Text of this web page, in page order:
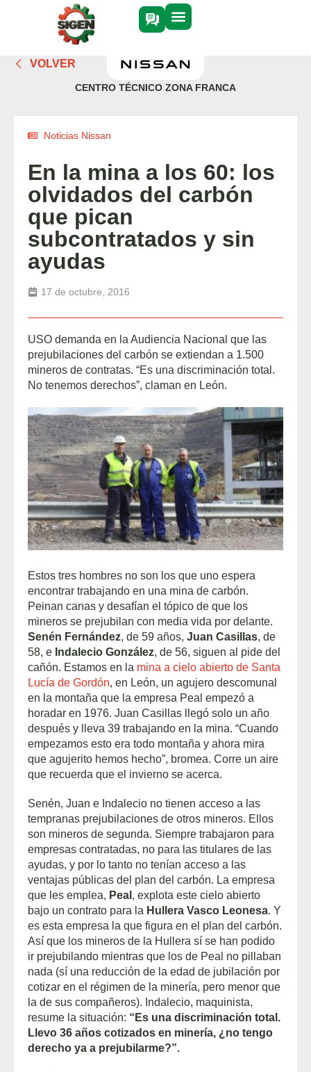
VOLVER
CENTRO TÉCNICO ZONA FRANCA
Noticias Nissan
En la mina a los 60: los
olvidados del carbón
que pican
subcontratados y sin
ayudas
17 de octubre, 2016
USO demanda en la Audiencia Nacional que las
prejubilaciones del carbón se extiendan a 1.500
mineros de contratas. “Es una discriminación total.
No tenemos derechos”, claman en León.
Estos tres hombres no son los que uno espera
encontrar trabajando en una mina de carbón.
Peinan canas y desafían el tópico de que los
mineros se prejubilan con media vida por delante.
Senén Fernández, de 59 años, Juan Casillas, de
58, e Indalecio González, de 56, siguen al pide del
cañón. Estamos en la mina a cielo abierto de Santa
Lucía de Gordón, en León, un agujero descomunal
en la montaña que la empresa Peal empezó a
horadar en 1976. Juan Casillas llegó solo un año
después y lleva 39 trabajando en la mina. “Cuando
empezamos esto era todo montaña y ahora mira
que agujerito hemos hecho”, bromea. Corre un aire
que recuerda que el invierno se acerca.
Senén, Juan e Indalecio no tienen acceso a las
tempranas prejubilaciones de otros mineros. Ellos
son mineros de segunda. Siempre trabajaron para
empresas contratadas, no para las titulares de las
ayudas, y por lo tanto no tenían acceso a las
ventajas públicas del plan del carbón. La empresa
que les emplea, Peal , explota este cielo abierto
bajo un contrato para la Hullera Vasco Leonesa. Y
es esta empresa la que figura en el plan del carbón.
Así que los mineros de la Hullera sí se han podido
ir prejubilando mientras que los de Peal no pillaban
nada (sí una reducción de la edad de jubilación por
cotizar en el régimen de la minería, pero menor que
la de sus compañeros). Indalecio, maquinista,
resume la situación: “Es una discriminación total.
Llevo 36 años cotizados en minería, ¿no tengo
derecho ya a prejubilarme?”.